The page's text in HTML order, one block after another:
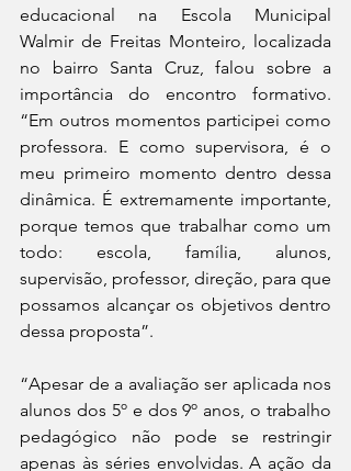
educacional na Escola Municipal
Walmir de Freitas Monteiro, localizada
no bairro Santa Cruz, falou sobre a
importância do encontro formativo.
“Em outros momentos participei como
professora. E como supervisora, é o
meu primeiro momento dentro dessa
dinâmica. É extremamente importante,
porque temos que trabalhar como um
todo: escola, família, alunos,
supervisão, professor, direção, para que
possamos alcançar os objetivos dentro
dessa proposta”.
“Apesar de a avaliação ser aplicada nos
alunos dos 5º e dos 9º anos, o trabalho
pedagógico não pode se restringir
apenas às séries envolvidas. A ação da